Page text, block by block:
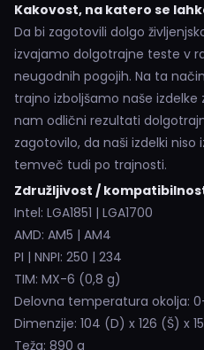
Kakovost, na katero se
Da bi zagotovili dolgo
izvajamo dolgotrajne teste v
neugodnih pogojih. Na ta
trajno izboljšamo naše
nam odlični rezultati
zagotovilo, da naši izdelki niso
temveč tudi po trajnosti.
Združljivost /
Intel: LGA1851 | LGA1700
AMD: AM5 | AM4
PI | NNPI: 250 | 234
TIM: MX-6 (0,8 g)
Delovna temperatura okolja:
Dimenzije: 104 (D) x 126 (Š) x
Teža: 890 g